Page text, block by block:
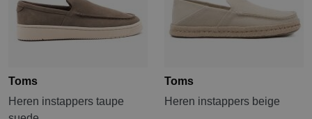
Toms
Heren instappers taupe
Toms
Heren instappers beige